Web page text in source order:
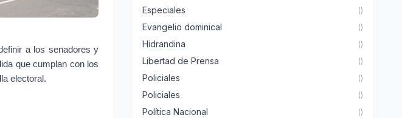
a los senadores y
que cumplan con los
electoral.
Especiales ()
Evangelio dominical ()
Hidrandina ()
Libertad de Prensa ()
Policiales ()
Policiales ()
Política Nacional ()